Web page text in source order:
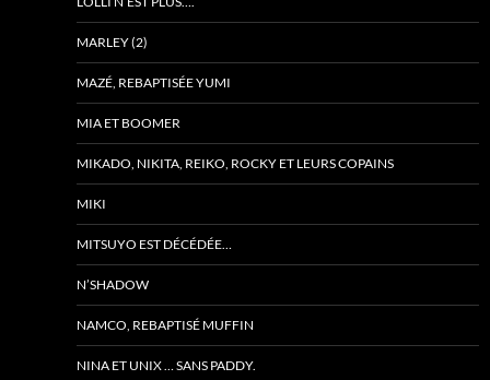
MARLEY (2)
MAZÉ, REBAPTISÉE YUMI
MIA ET BOOMER
MIKADO, NIKITA, REIKO, ROCKY ET LEURS COPAINS
MIKI
MITSUYO EST DÉCÉDÉE…
N’SHADOW
NAMCO, REBAPTISÉ MUFFIN
NINA ET UNIX … SANS PADDY.